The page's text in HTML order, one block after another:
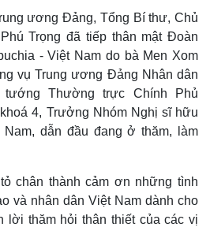
Dấu ấn VOV
Việc làm
Biển đảo
ương Đảng, Tổng Bí thư, Chủ
Trọng đã tiếp thân mật Đoàn
- Việt Nam do bà Men Xom
vụ Trung ương Đảng Nhân dân
tướng Thường trực Chính Phủ
4, Trưởng Nhóm Nghị sĩ hữu
Nam, dẫn đầu đang ở thăm, làm
chân thành cảm ơn những tình
và nhân dân Việt Nam dành cho
lời thăm hỏi thân thiết của các vị